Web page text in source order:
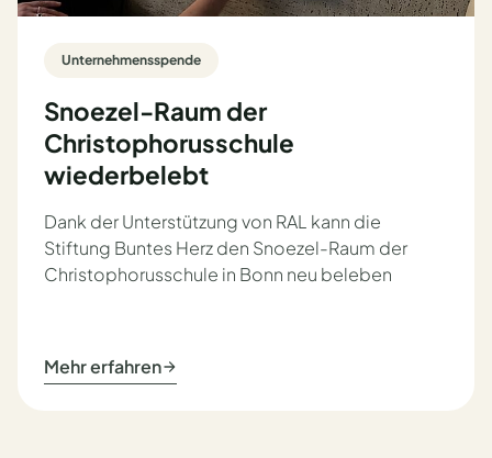
Unternehmensspende
Snoezel-Raum der
Christophorusschule
wiederbelebt
Dank der Unterstützung von RAL kann die
Stiftung Buntes Herz den Snoezel-Raum der
Christophorusschule in Bonn neu beleben
Mehr erfahren